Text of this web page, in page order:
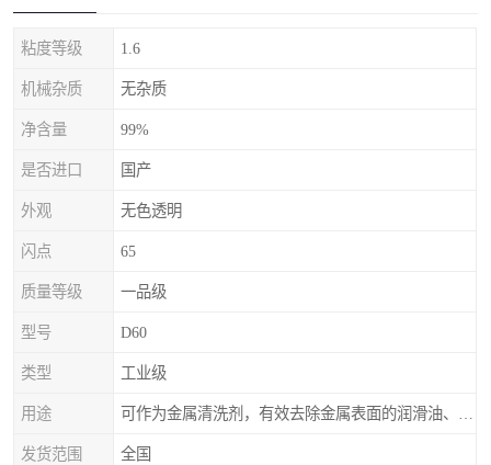
粘度等级 1.6
机械杂质 无杂质
净含量 99%
是否进口 国产
外观 无色透明
闪点 65
质量等级 一品级
型号 D60
类型 工业级
用途
发货范围 全国